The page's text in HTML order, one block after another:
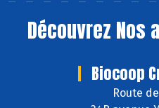
Découvrez Nos
Biocoop
Route